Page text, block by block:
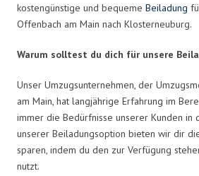
kostengünstige und bequeme Beiladung
Offenbach am Main nach Klosterneuburg.
Warum solltest du dich für unsere
Unser Umzugsunternehmen, der
am Main, hat langjährige Erfahrung im
immer die Bedürfnisse unserer Kunden in
unserer Beiladungsoption bieten wir dir
sparen, indem du den zur Verfügung
nutzt.